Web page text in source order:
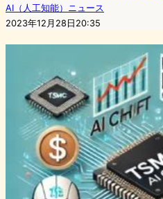
AI（人工知能）ニュース
2023年12月28日20:35